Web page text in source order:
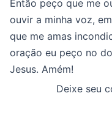
Então peço que me
ouvir a minha voz,
que me amas
oração eu peço no
Jesus. Amém!
Deixe seu